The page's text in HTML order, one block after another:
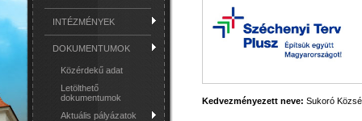
INTÉZMÉNYEK
DOKUMENTUMOK
Közérdekű adat
Letölthető
dokumentumok
Aktuális pályázatok
Kedvezményezett neve: Sukoró